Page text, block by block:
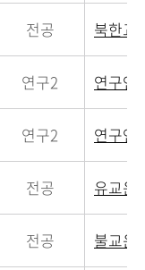
전공 북한교
연구2 연구연
연구2 연구연
전공 유교윤
전공 불교윤